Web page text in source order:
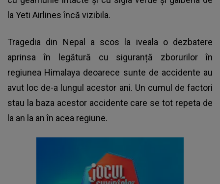
la Yeti Airlines încă vizibila.
Tragedia din Nepal a scos la iveala o dezbatere
aprinsa în legătură cu siguranță zborurilor în
regiunea Himalaya deoarece sunte de accidente au
avut loc de-a lungul acestor ani. Un cumul de factori
stau la baza acestor accidente care se tot repeta de
la an la an în acea regiune.